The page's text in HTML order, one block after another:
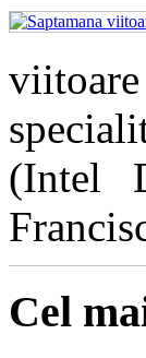
(Intel
Cel